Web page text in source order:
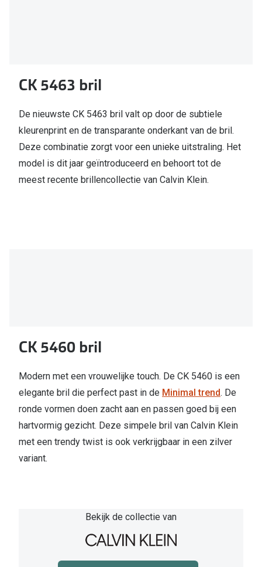
CK 5463 bril
De nieuwste CK 5463 bril valt op door de subtiele
kleurenprint en de transparante onderkant van de bril.
Deze combinatie zorgt voor een unieke uitstraling. Het
model is dit jaar geïntroduceerd en behoort tot de
meest recente brillencollectie van Calvin Klein.
CK 5460 bril
Modern met een vrouwelijke touch. De CK 5460 is een
elegante bril die perfect past in de Minimal trend. De
ronde vormen doen zacht aan en passen goed bij een
hartvormig gezicht. Deze simpele bril van Calvin Klein
met een trendy twist is ook verkrijgbaar in een zilver
variant.
Bekijk de collectie van